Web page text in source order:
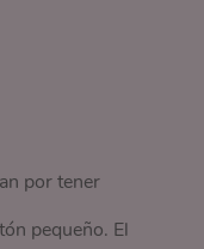
por tener
pequeño. El